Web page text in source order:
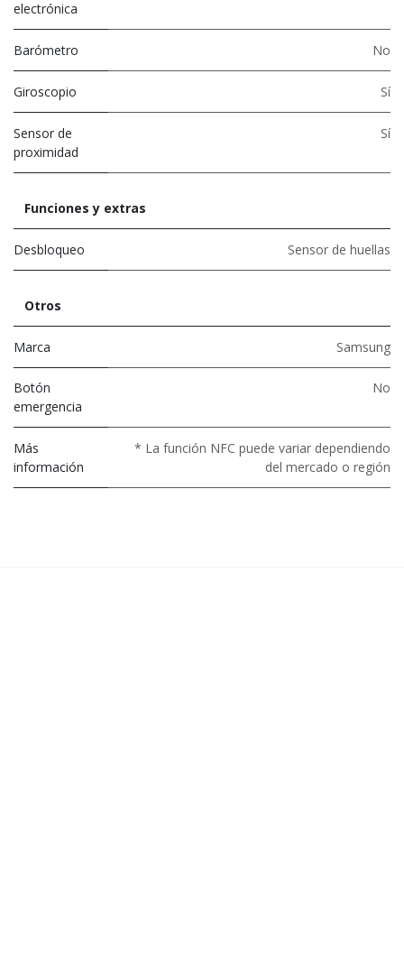
electrónica
Barómetro No
Giroscopio Sí
Sensor de
proximidad
Sí
Funciones y extras
Desbloqueo Sensor de huellas
Otros
Marca Samsung
Botón
emergencia
No
Más
información
* La función NFC puede variar dependiendo
del mercado o región